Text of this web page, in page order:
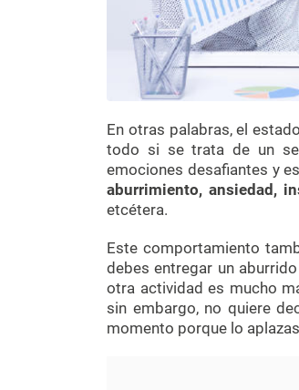
En otras palabras, el
todo si se trata de un
emociones desafiantes y
aburrimiento, ansiedad,
etcétera.
Este comportamiento
debes entregar un
otra actividad es mucho
sin embargo, no quiere
momento porque lo